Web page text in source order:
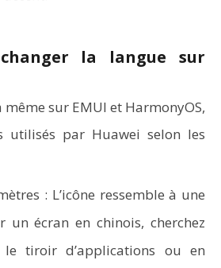
la langue sur
sur EMUI et HarmonyOS,
utilisés par Huawei selon les
: L’icône ressemble à une
un écran en chinois, cherchez
tiroir d’applications ou en